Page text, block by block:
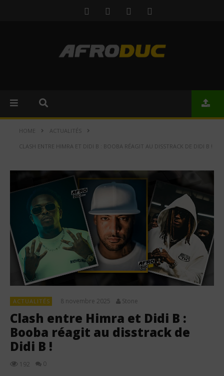
HOME ACTUALITÉS
CLASH ENTRE HIMRA ET DIDI B : BOOBA RÉAGIT AU DISSTRACK DE DIDI B !
ACTUALITÉS 8 novembre 2025 Stone
Clash entre Himra et Didi B :
Booba réagit au disstrack de
Didi B !
192 0